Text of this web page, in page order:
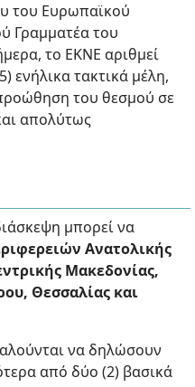
του Ευρωπαϊκού
Γραμματέα του
το ΕΚΝΕ αριθμεί
ενήλικα τακτικά μέλη,
του θεσμού σε
απολύτως
μπορεί να
Ανατολικής
Μακεδονίας,
Θεσσαλίας και
να δηλώσουν
από δύο (2) βασικά